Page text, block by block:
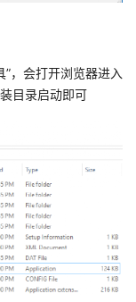
，会打开浏览器进入
目录启动即可